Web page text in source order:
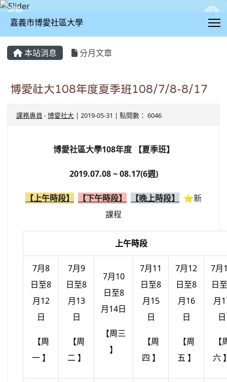
嘉義市博愛社區大學
本站消息 分月文章
博愛社大108年度夏季班108/7/8-8/17
課務專員 -博愛社大 | 2019-05-31 | 點閱數： 6046
博愛社區大學108年度 【夏季班】
2019.07.08 ~ 08.17(6週)
【上午時段】 【下午時段】 【晚上時段】
⭐新
課程
上午時段
7月8
日至8
月12
日
【周
一 】
7月9
日至8
月13
日
【周
二 】
7月10
日至8
月14日
【周三
】
7月11
日至8
月15
日
【周
四 】
7月12
日至8
月16
日
【周
五 】
7月
日
月
日
【
六